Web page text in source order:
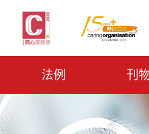
法例 刊